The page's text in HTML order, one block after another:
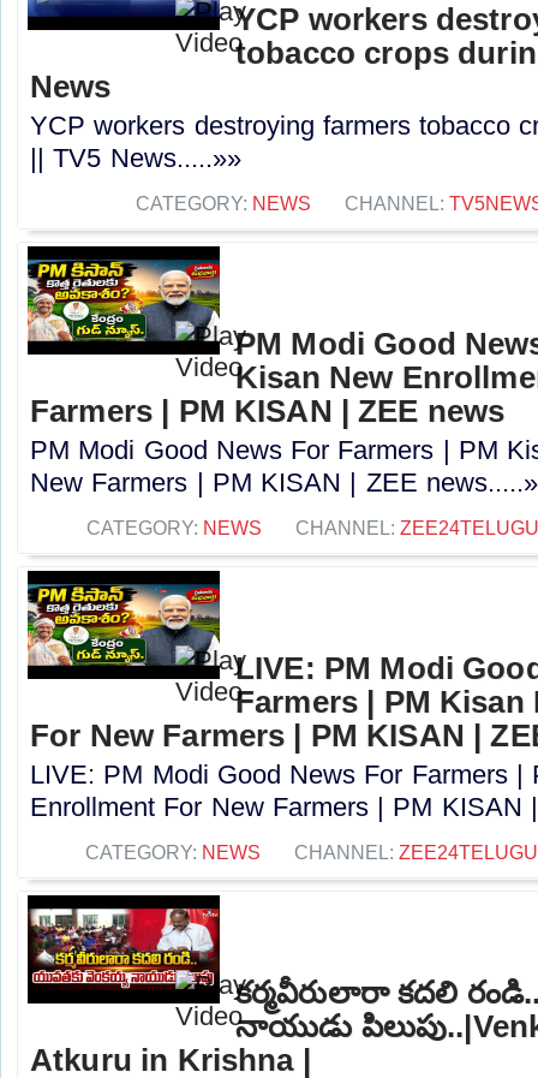
YCP workers
tobacco crops
News
YCP workers destroying farmers tobacco
|| TV5 News.....»»
CATEGORY: NEWS CHANNEL:
PM Modi Good
Kisan New
Farmers | PM KISAN | ZEE news
PM Modi Good News For Farmers | PM
New Farmers | PM KISAN | ZEE
CATEGORY: NEWS CHANNEL:
LIVE: PM Modi
Farmers | PM
For New Farmers | PM KISAN |
LIVE: PM Modi Good News For Farmers |
Enrollment For New Farmers | PM KISAN
CATEGORY: NEWS CHANNEL:
కర్మవీరులారా కదలి
నాయుడు
Atkuru in Krishna |